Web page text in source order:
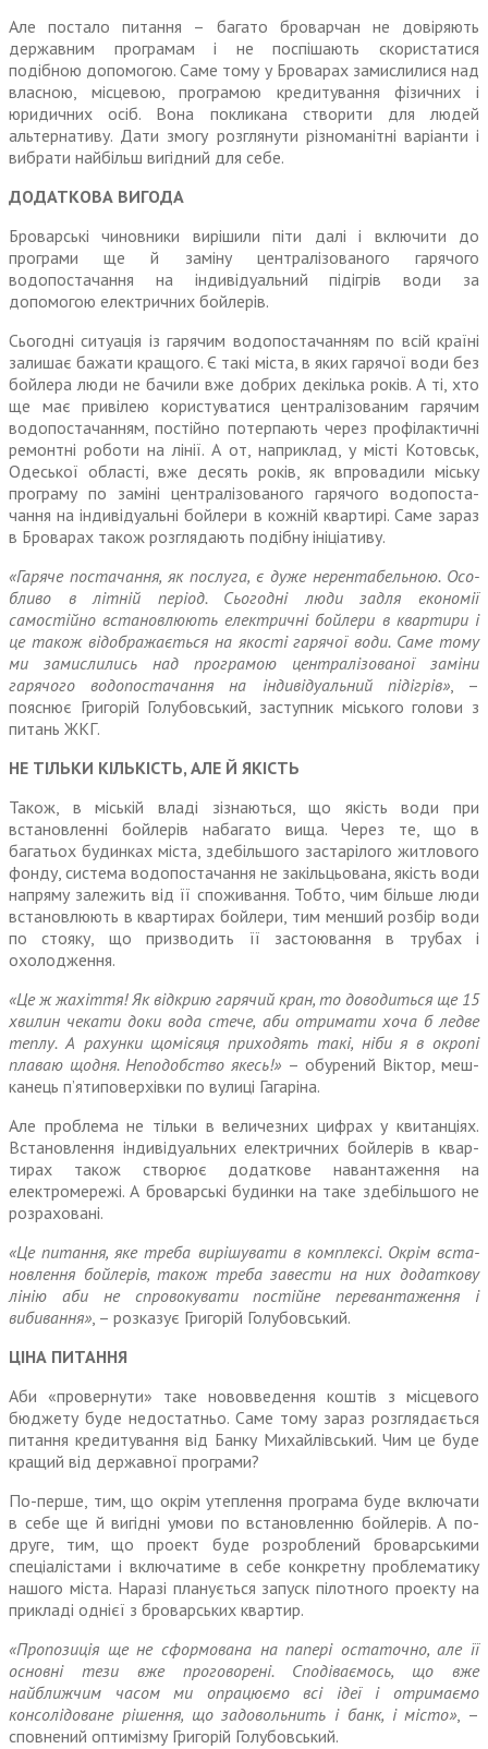
Але постало питання – багато броварчан не довіряють
держав­ним програмам і не поспішають скористатися
подібною допо­могою. Саме тому у Броварах замислилися над
власною, місцевою, програмою кредиту­вання фізичних і
юридичних осіб. Вона покликана створити для людей
альтернативу. Дати змогу розглянути різноманітні варіанти і
вибрати найбільш вигідний для себе.
ДОДАТКОВА ВИГОДА
Броварські чиновники вирішили піти далі і включити до
програми ще й заміну централізованого гарячого
водопостачання на індивідуальний підігрів води за
допомогою електричних бойлерів.
Сьогодні ситуація із гарячим водопостачанням по всій країні
залишає бажати кращого. Є такі міста, в яких гарячої води без
бойлера люди не бачили вже добрих декілька років. А ті, хто
ще має привілею користуватися централізованим гарячим
водо­постачанням, постійно потерпа­ють через профілактичні
ремонтні роботи на лінії. А от, наприклад, у місті Котовськ,
Одеської області, вже десять років, як впровадили міську
програму по заміні центра­лізованого гарячого водопоста­
чання на індивідуальні бойлери в кожній квартирі. Саме зараз
в Броварах також розглядають подібну ініціативу.
«Гаряче постачання, як послуга, є дуже нерентабельною. Осо­
бливо в літній період. Сьогодні люди задля економії
самостійно встановлюють електричні бойлери в квартири і
це також відображається на якості гарячої води. Саме тому
ми замислились над програмою централізованої заміни
гарячого водопостачання на індивідуальний підігрів», –
пояснює Григорій Голубовський, заступник міського голови з
питань ЖКГ.
НЕ ТІЛЬКИ КІЛЬКІСТЬ, АЛЕ Й ЯКІСТЬ
Також, в міській владі зізнаються, що якість води при
встановленні бойлерів набагато вища. Через те, що в
багатьох будинках міста, здебільшого застарілого житлового
фонду, система водо­постачання не закільцьована, якість води
напряму залежить від її споживання. Тобто, чим більше люди
встановлюють в квартирах бойлери, тим менший розбір води
по стояку, що призводить її засто­ювання в трубах і
охолодження.
«Це ж жахіття! Як відкрию гарячий кран, то доводиться ще 15
хвилин чекати доки вода стече, аби отримати хоча б ледве
теплу. А рахунки щомісяця приходять такі, ніби я в окропі
плаваю щодня. Неподобство якесь!» – обурений Віктор, меш­
канець п’ятиповерхівки по вулиці Гагаріна.
Але проблема не тільки в величезних цифрах у квитанціях.
Встановлення індивідуальних електричних бойлерів в квар­
тирах також створює додаткове навантаження на
електромережі. А броварські будинки на таке здебільшого не
розраховані.
«Це питання, яке треба вирі­шувати в комплексі. Окрім вста­
новлення бойлерів, також треба завести на них додаткову
лінію аби не спровокувати постійне перевантаження і
вибивання», – розказує Григорій Голубовський.
ЦІНА ПИТАННЯ
Аби «провернути» таке ново­введення коштів з місцевого
бюджету буде недостатньо. Саме тому зараз розглядається
питання кредитування від Банку Михайлів­ський. Чим це буде
кращий від державної програми?
По-перше, тим, що окрім утеплення програма буде вклю­чати
в себе ще й вигідні умови по встановленню бойлерів. А по-
друге, тим, що проект буде розроблений броварськими
спеціалістами і включатиме в себе конкретну проблематику
нашого міста. Наразі планується запуск пілотного проекту на
прикладі однієї з броварських квартир.
«Пропозиція ще не сформована на папері остаточно, але її
основні тези вже проговорені. Сподіває­мось, що вже
найближчим часом ми опрацюємо всі ідеї і отримаємо
консолідоване рішення, що задовольнить і банк, і місто», –
сповнений оптимізму Григорій Голубовський.